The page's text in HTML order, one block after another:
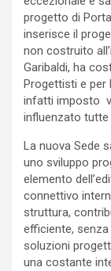
progetto di
inserisce il
non costruito
Garibaldi, ha
Progettisti e per
infatti imposto
influenzato
La nuova Sede
uno sviluppo
elemento
connettivo
struttura,
efficiente,
soluzioni
una costante